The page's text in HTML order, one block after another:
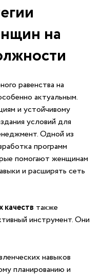
на
равенства⁣ на
актуальным.
и устойчивому
условий⁣ для
Одной из
программ
помогают женщинам
и ‍расширять сеть
также
инструмент. Они
навыков
планированию и